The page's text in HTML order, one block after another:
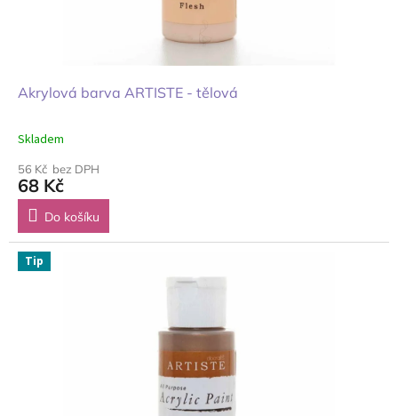
Akrylová barva ARTISTE - tělová
Skladem
56 Kč bez DPH
68 Kč
Do košíku
Tip